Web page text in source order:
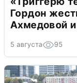
Гордон
Ахмедовой
5 августа 95